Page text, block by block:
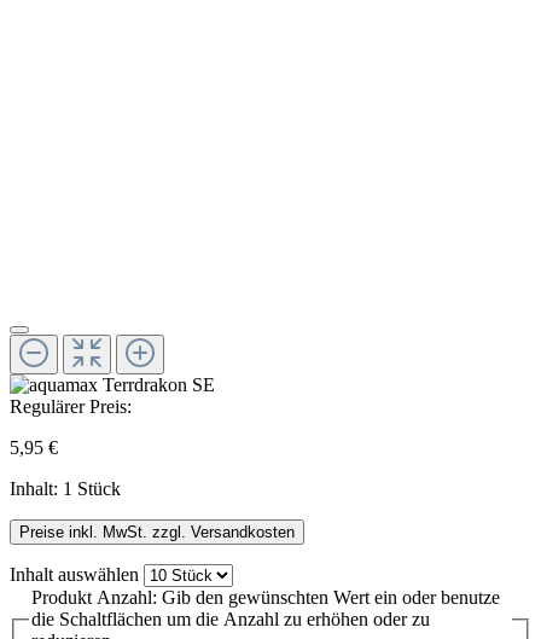
Regulärer Preis:
5,95 €
Inhalt: 1 Stück
Preise inkl. MwSt. zzgl. Versandkosten
Inhalt auswählen
Produkt Anzahl: Gib den gewünschten Wert ein oder benutze
die Schaltflächen um die Anzahl zu erhöhen oder zu